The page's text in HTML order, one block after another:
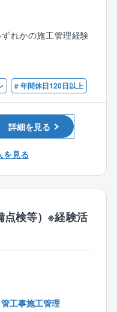
ション」をはじ
理/修繕維持業務を通
の快適な暮らしを守
に取り組んでいま
共に管理組合に対し
ゼンテーション)を行
進むよう工程管理や
等を行います。
所の修理、改修、計
時期及び費用を把握
。
設備点検等の結果を
が、対応いただいた
。
！
時間、残業20～30時
ベートと両立しな
れかの施工管理経験
事施工管理技士・電
の方
# 年間休日120日以上
詳細を見る
を見る
点検等）※経験活
工事施工管理